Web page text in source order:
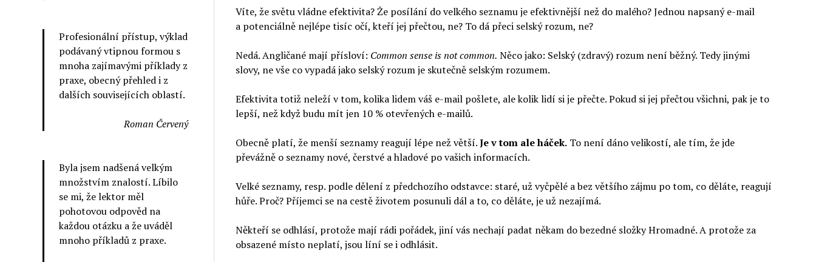
Profesionální přístup, výklad
podávaný vtipnou formou s
mnoha zajímavými příklady z
praxe, obecný přehled i z
dalších souvisejících oblastí.
Roman Červený
Byla jsem nadšená velkým
množstvím znalostí. Líbilo
se mi, že lektor měl
pohotovou odpověd na
každou otázku a že uváděl
mnoho příkladů z praxe.
Víte, že světu vládne efektivita? Že posílání do velkého seznamu je efektivnější než do malého? Jednou napsaný e-mail
a potenciálně nejlépe tisíc očí, kteří jej přečtou, ne? To dá přeci selský rozum, ne?
Nedá. Angličané mají přísloví: Common sense is not common. Něco jako: Selský (zdravý) rozum není běžný. Tedy jinými
slovy, ne vše co vypadá jako selský rozum je skutečně selským rozumem.
Efektivita totiž neleží v tom, kolika lidem váš e-mail pošlete, ale kolik lidí si je přečte. Pokud si jej přečtou všichni, pak je to
lepší, než když budu mít jen 10 % otevřených e-mailů.
Obecně platí, že menší seznamy reagují lépe než větší.Je v tom ale háček.To není dáno velikostí, ale tím, že jde
převážně o seznamy nové, čerstvé a hladové po vašich informacích.
Velké seznamy, resp. podle dělení z předchozího odstavce: staré, už vyčpělé a bez většího zájmu po tom, co děláte, reagují
hůře. Proč? Příjemci se na cestě životem posunuli dál a to, co děláte, je už nezajímá.
Někteří se odhlásí, protože mají rádi pořádek, jiní vás nechají padat někam do bezedné složky Hromadné. A protože za
obsazené místo neplatí, jsou líní se i odhlásit.